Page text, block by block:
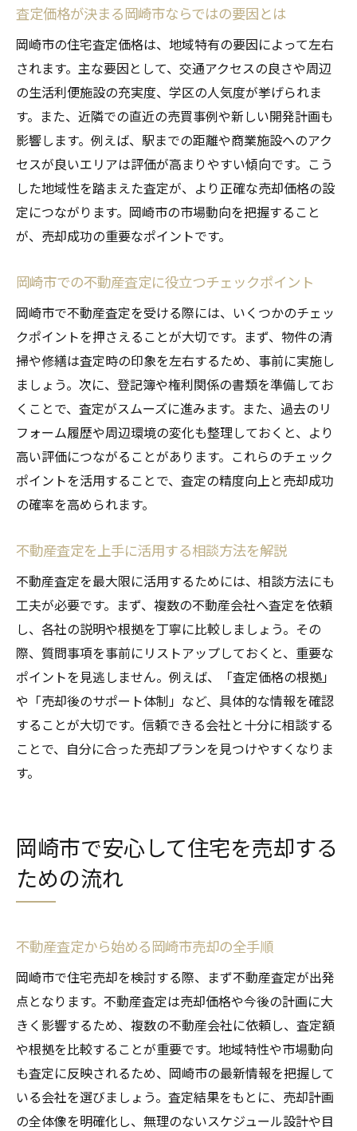
査定価格が決まる岡崎市ならではの要因とは
岡崎市の住宅査定価格は、地域特有の要因によって左右
されます。主な要因として、交通アクセスの良さや周辺
の生活利便施設の充実度、学区の人気度が挙げられま
す。また、近隣での直近の売買事例や新しい開発計画も
影響します。例えば、駅までの距離や商業施設へのアク
セスが良いエリアは評価が高まりやすい傾向です。こう
した地域性を踏まえた査定が、より正確な売却価格の設
定につながります。岡崎市の市場動向を把握すること
が、売却成功の重要なポイントです。
岡崎市での不動産査定に役立つチェックポイント
岡崎市で不動産査定を受ける際には、いくつかのチェッ
クポイントを押さえることが大切です。まず、物件の清
掃や修繕は査定時の印象を左右するため、事前に実施し
ましょう。次に、登記簿や権利関係の書類を準備してお
くことで、査定がスムーズに進みます。また、過去のリ
フォーム履歴や周辺環境の変化も整理しておくと、より
高い評価につながることがあります。これらのチェック
ポイントを活用することで、査定の精度向上と売却成功
の確率を高められます。
不動産査定を上手に活用する相談方法を解説
不動産査定を最大限に活用するためには、相談方法にも
工夫が必要です。まず、複数の不動産会社へ査定を依頼
し、各社の説明や根拠を丁寧に比較しましょう。その
際、質問事項を事前にリストアップしておくと、重要な
ポイントを見逃しません。例えば、「査定価格の根拠」
や「売却後のサポート体制」など、具体的な情報を確認
することが大切です。信頼できる会社と十分に相談する
ことで、自分に合った売却プランを見つけやすくなりま
す。
岡崎市で安心して住宅を売却する
ための流れ
不動産査定から始める岡崎市売却の全手順
岡崎市で住宅売却を検討する際、まず不動産査定が出発
点となります。不動産査定は売却価格や今後の計画に大
きく影響するため、複数の不動産会社に依頼し、査定額
や根拠を比較することが重要です。地域特性や市場動向
も査定に反映されるため、岡崎市の最新情報を把握して
いる会社を選びましょう。査定結果をもとに、売却計画
の全体像を明確化し、無理のないスケジュール設計や目